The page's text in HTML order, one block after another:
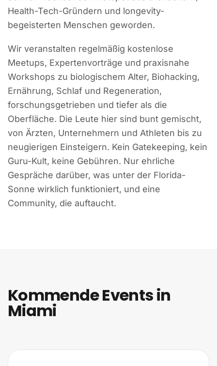
Health-Tech-Gründern und longevity-
begeisterten Menschen geworden.
Wir veranstalten regelmäßig kostenlose
Meetups, Expertenvorträge und praxisnahe
Workshops zu biologischem Alter, Biohacking,
Ernährung, Schlaf und Regeneration,
forschungsgetrieben und tiefer als die
Oberfläche. Die Leute hier sind bunt gemischt,
von Ärzten, Unternehmern und Athleten bis zu
neugierigen Einsteigern. Kein Gatekeeping, kein
Guru-Kult, keine Gebühren. Nur ehrliche
Gespräche darüber, was unter der Florida-
Sonne wirklich funktioniert, und eine
Community, die auftaucht.
Kommende Events in
Miami